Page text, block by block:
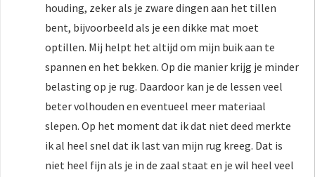
houding, zeker als je zware dingen aan het tillen
bent, bijvoorbeeld als je een dikke mat moet
optillen. Mij helpt het altijd om mijn buik aan te
spannen en het bekken. Op die manier krijg je minder
belasting op je rug. Daardoor kan je de lessen veel
beter volhouden en eventueel meer materiaal
slepen. Op het moment dat ik dat niet deed merkte
ik al heel snel dat ik last van mijn rug kreeg. Dat is
niet heel fijn als je in de zaal staat en je wil heel veel